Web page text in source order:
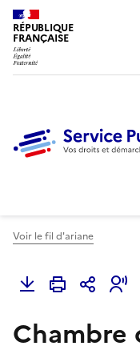
RÉPUBLIQUE
FRANÇAISE
Voir le fil d'ariane
Chambre